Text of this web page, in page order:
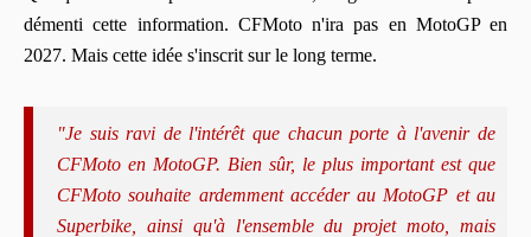
démenti cette information. CFMoto n'ira pas en MotoGP en
2027. Mais cette idée s'inscrit sur le long terme.
"Je suis ravi de l'intérêt que chacun porte à l'avenir de
CFMoto en MotoGP. Bien sûr, le plus important est que
CFMoto souhaite ardemment accéder au MotoGP et au
Superbike, ainsi qu'à l'ensemble du projet moto, mais